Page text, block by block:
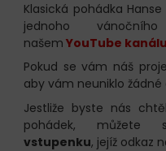
Klasická pohádka
jednoho
našem YouTube kanálu
Pokud se vám náš
aby vám neuniklo žádné
Jestliže byste nás
pohádek, můžete
vstupenku, jejíž odkaz